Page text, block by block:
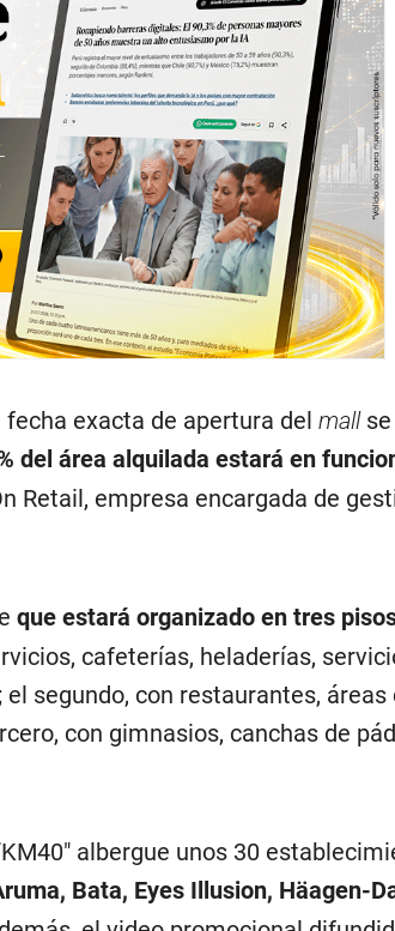
exacta de apertura del mallse
del área alquilada estará en
Retail, empresa encargada de
que estará organizado en tres
cafeterías, heladerías,
segundo, con restaurantes, áreas
con gimnasios, canchas de
albergue unos 30
Bata, Eyes Illusion, Häagen-